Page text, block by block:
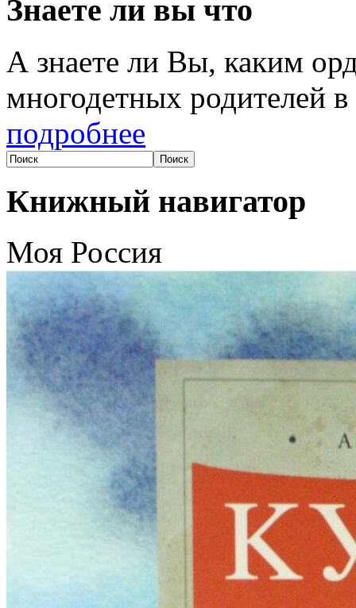
Знаете ли вы что
А знаете ли Вы, каким
многодетных родителей
подробнее
Книжный навигатор
Моя Россия